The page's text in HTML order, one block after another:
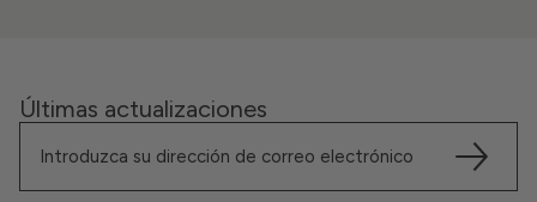
Últimas actualizaciones